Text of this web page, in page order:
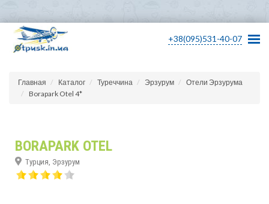
+38(095)531-40-07
Главная Каталог Туреччина Эрзурум
Отели Эрзурума
Borapark Otel 4*
BORAPARK OTEL
Турция, Эрзурум